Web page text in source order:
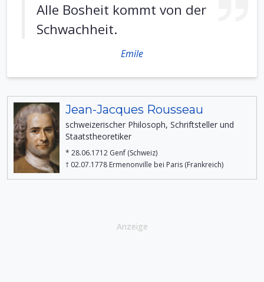
Alle Bosheit kommt von der
Schwachheit.
Emile
Jean-Jacques Rousseau
schweizerischer Philosoph, Schriftsteller und
Staatstheoretiker
* 28.06.1712 Genf (Schweiz)
† 02.07.1778 Ermenonville bei Paris (Frankreich)
Anzeige